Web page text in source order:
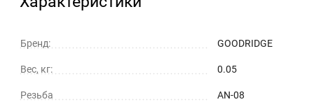
Бренд: GOODRIDGE
Вес, кг: 0.05
Резьба AN-08